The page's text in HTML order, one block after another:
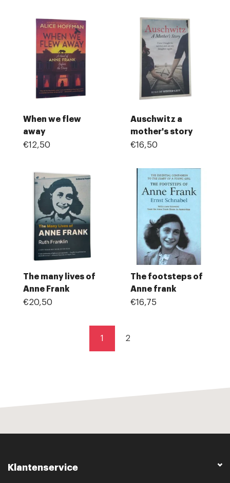
When we flew
away
€12,50
Auschwitz a
mother's story
€16,50
The many lives of
Anne Frank
€20,50
The footsteps of
Anne frank
€16,75
1 2
Klantenservice